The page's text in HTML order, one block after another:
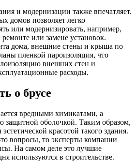
и модернизации также впечатляет.
домов позволяет легко
или модернизировать, например,
или замене установок.
дома, внешние стены и крыша по
пленкой пароизоляция, что
внешних стен и
расходы.
о брусе
вредными химикатами, а
защитной оболочкой. Таким образом,
красотой такого здания.
вопросы, то эксперты компании
На самом деле это лучшие
используются в строительстве.